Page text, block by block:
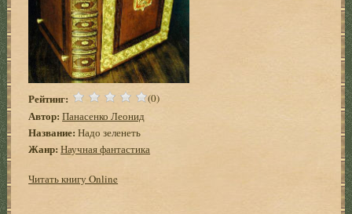
Рейтинг: (0)
Автор: Панасенко Леонид
Название: Надо зеленеть
Жанр: Научная фантастика
Читать книгу Online